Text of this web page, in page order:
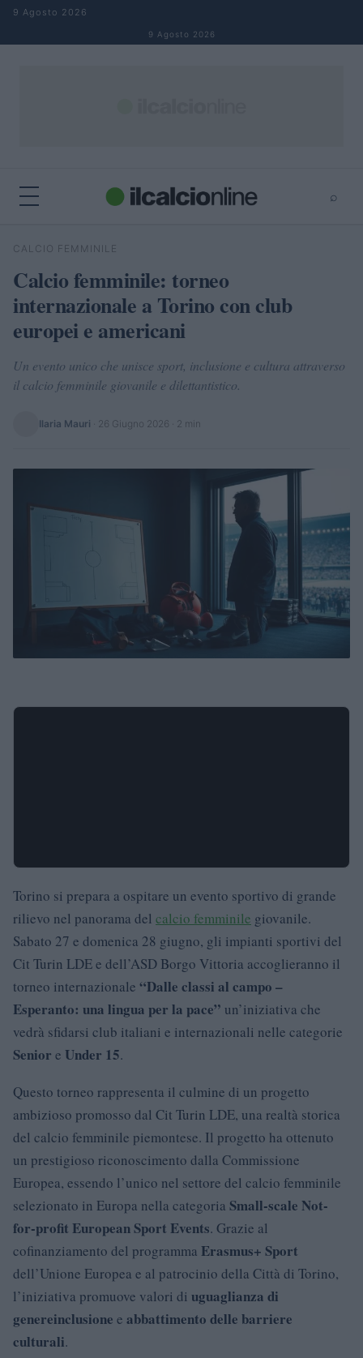
Salta al contenuto
9 Agosto 2026
9 Agosto 2026
⌕
Cerca
CALCIO FEMMINILE
Calcio femminile: torneo
internazionale a Torino con club
europei e americani
Un evento unico che unisce sport, inclusione e cultura attraverso
il calcio femminile giovanile e dilettantistico.
Ilaria Mauri 26 Giugno 2026 · 2 min
Torino si prepara a ospitare un evento sportivo di grande
rilievo nel panorama del calcio femminile giovanile.
Sabato 27 e domenica 28 giugno, gli impianti sportivi del
Cit Turin LDE e dell’ASD Borgo Vittoria accoglieranno il
torneo internazionale “Dalle classi al campo –
Esperanto: una lingua per la pace” un’iniziativa che
vedrà sfidarsi club italiani e internazionali nelle categorie
Senior e Under 15.
Questo torneo rappresenta il culmine di un progetto
ambizioso promosso dal Cit Turin LDE, una realtà storica
del calcio femminile piemontese. Il progetto ha ottenuto
un prestigioso riconoscimento dalla Commissione
Europea, essendo l’unico nel settore del calcio femminile
selezionato in Europa nella categoria Small-scale Not-
for-profit European Sport Events. Grazie al
cofinanziamento del programma Erasmus+ Sport
dell’Unione Europea e al patrocinio della Città di Torino,
l’iniziativa promuove valori di uguaglianza di
genereinclusione e abbattimento delle barriere
culturali.